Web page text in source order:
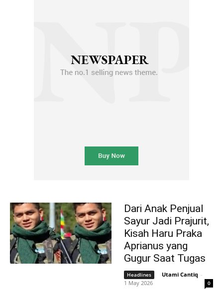
Dari Anak Penjual
Sayur Jadi Prajurit,
Kisah Haru Praka
Aprianus yang
Gugur Saat Tugas
Headlines Utami Cantiq -
1 May 2026
0